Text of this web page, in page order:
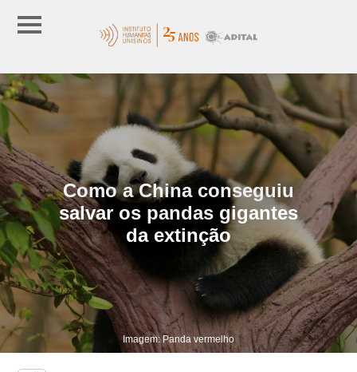
Como a China conseguiu
salvar os pandas gigantes
da extinção
Imagem: Panda vermelho